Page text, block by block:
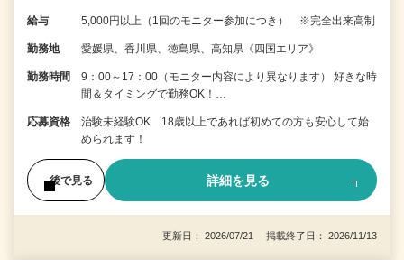
給与 5,000円以上（1回のモニター参加につき） ※完全出来高制
勤務地 愛媛県、香川県、徳島県、高知県《四国エリア》
勤務時間
9：00～17：00（モニター内容により異なります） 好きな時
間＆タイミングで勤務OK！…
応募資格
治験未経験OK 18歳以上であれば初めての方も安心して始
められます！
後で見る 詳細を見る
更新日： 2026/07/21 掲載終了日： 2026/11/13